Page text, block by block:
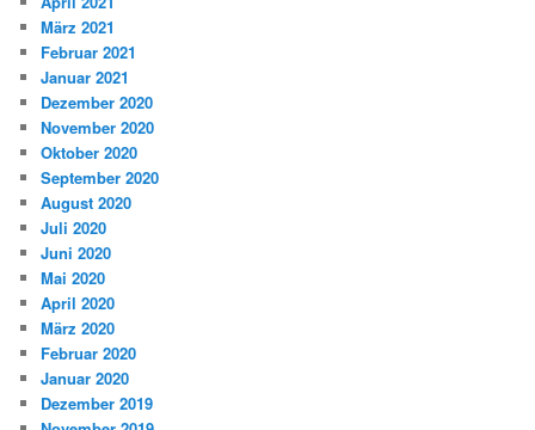
März 2021
Februar 2021
Januar 2021
Dezember 2020
November 2020
Oktober 2020
September 2020
August 2020
Juli 2020
Juni 2020
Mai 2020
April 2020
März 2020
Februar 2020
Januar 2020
Dezember 2019